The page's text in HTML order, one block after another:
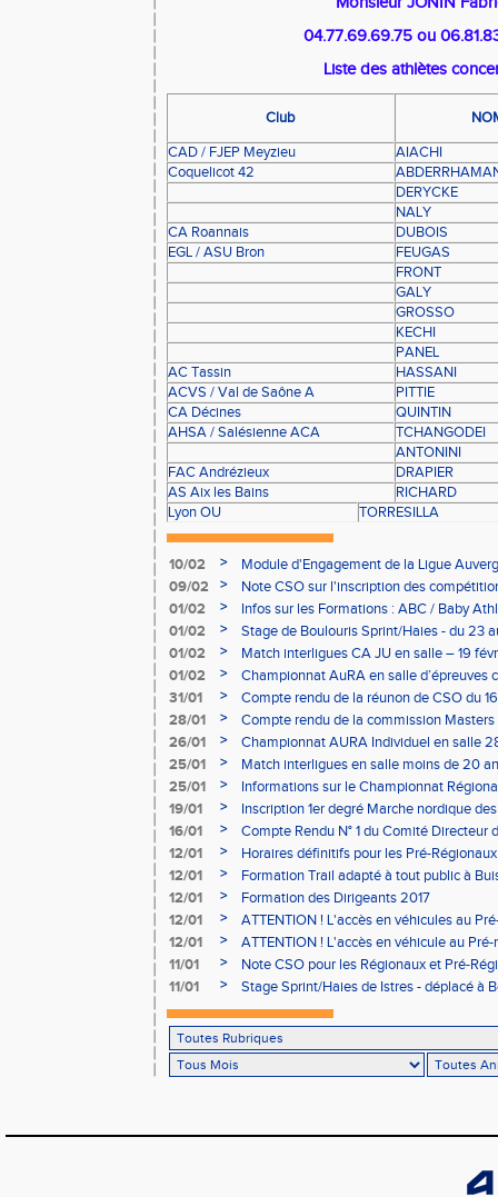
04.77.69.69.75 ou
Liste des athlètes
Club
CAD / FJEP Meyzieu
AIACHI
Coquelicot 42
DERYCKE
NALY
CA Roannais
DUBOIS
EGL / ASU Bron
FEUGAS
FRONT
GALY
GROSSO
KECHI
PANEL
AC Tassin
HASSANI
ACVS / Val de Saône A
PITTIE
CA Décines
QUINTIN
AHSA / Salésienne ACA
TCHANGODEI
ANTONINI
FAC Andrézieux
DRAPIER
AS Aix les Bains
RICHARD
Lyon OU
TORRESILLA
10/02 >
Module d'Engagement de la Ligue
09/02
>
Note CSO sur l'inscription des
01/02
>
Infos sur les Formations : ABC / Baby
01/02
>
Stage de Boulouris Sprint/Haies - du 23
01/02
>
Match interligues CA JU en salle – 19
01/02
>
Championnat AuRA en salle d’épreuves
- le 12 février
31/01 >
Compte rendu de la réunon de CSO du
28/01
>
Compte rendu de la commission
à Bourgoin
26/01 >
Championnat AURA Individuel en salle
25/01
>
Match interligues en salle moins de 20
25/01
>
Informations sur le Championnat
05/02
19/01 >
Inscription 1er degré Marche nordique
03/02 (sous condition)
16/01 >
Compte Rendu N° 1 du Comité Directeur
12/01
>
Horaires définitifs pour les Pré-
Aubière
12/01 >
Formation Trail adapté à tout public à
12/01
>
Formation des Dirigeants 2017
12/01
>
ATTENTION ! L'accès en véhicules au
Bains sera réglementé
12/01 >
ATTENTION ! L'accès en véhicule au
Bains sera réglementé
11/01 >
Note CSO pour les Régionaux et Pré-
11/01
> Stage Sprint/Haies de Istres - déplacé à